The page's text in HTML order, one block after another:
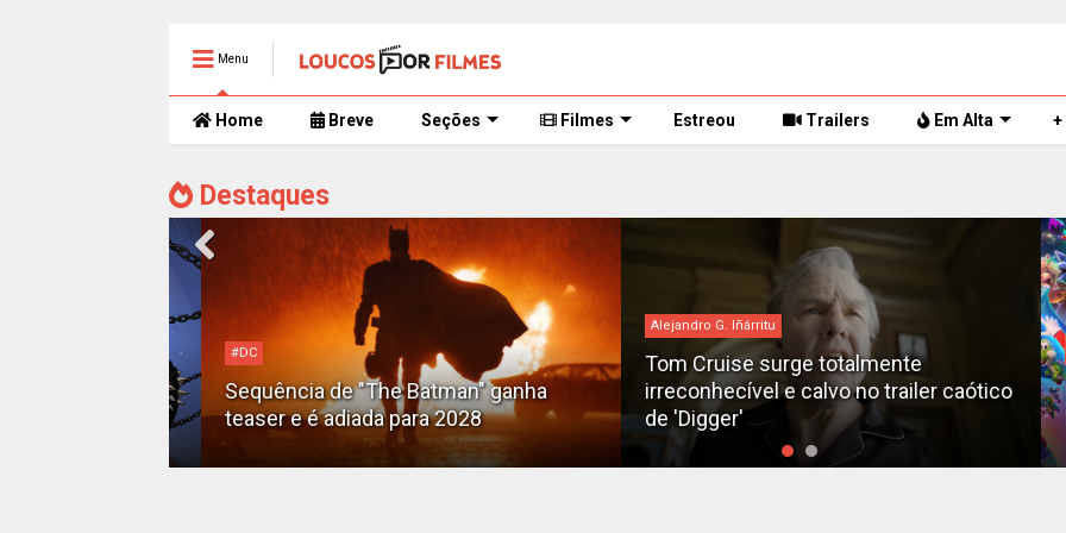
Menu
Home Breve Seções Filmes Estreou Trailers Em Alta +
Destaques
Sequência de "The Batman" ganha
teaser e é adiada para 2028
Alejandro G. Iñárritu
Tom Cruise surge totalmente
irreconhecível e calvo no trailer caótico
de 'Digger'